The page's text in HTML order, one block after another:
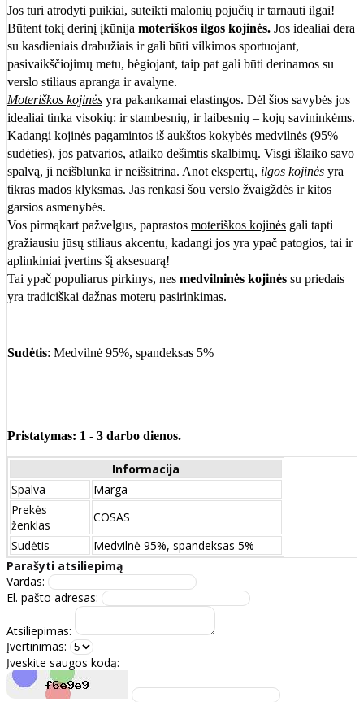
Jos turi atrodyti puikiai, suteikti malonių pojūčių ir tarnauti ilgai!
Būtent tokį derinį įkūnija moteriškos ilgos kojinės. Jos idealiai dera
su kasdieniais drabužiais ir gali būti vilkimos sportuojant,
pasivaikščiojimų metu, bėgiojant, taip pat gali būti derinamos su
verslo stiliaus apranga ir avalyne.
Moteriškos kojinės yra pakankamai elastingos. Dėl šios savybės jos
idealiai tinka visokių: ir stambesnių, ir laibesnių – kojų savininkėms.
Kadangi kojinės pagamintos iš aukštos kokybės medvilnės (95%
sudėties), jos patvarios, atlaiko dešimtis skalbimų. Visgi išlaiko savo
spalvą, ji neišblunka ir neišsitrina. Anot ekspertų, ilgos kojinės yra
tikras mados klyksmas. Jas renkasi šou verslo žvaigždės ir kitos
garsios asmenybės.
Vos pirmąkart pažvelgus, paprastos moteriškos kojinės gali tapti
gražiausiu jūsų stiliaus akcentu, kadangi jos yra ypač patogios, tai ir
aplinkiniai įvertins šį aksesuarą!
Tai ypač populiarus pirkinys, nes medvilninės kojinės su priedais
yra tradiciškai dažnas moterų pasirinkimas.
Sudėtis: Medvilnė 95%, spandeksas 5%
Pristatymas: 1 - 3 darbo dienos.
Informacija
Spalva
Marga
Prekės
ženklas
COSAS
Sudėtis
Medvilnė 95%, spandeksas 5%
Parašyti atsiliepimą
Vardas:
El. pašto adresas:
Atsiliepimas:
Įvertinimas:
Įveskite saugos kodą: